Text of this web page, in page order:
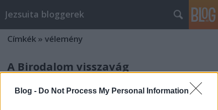
Blog - Do Not Process My Personal Information
Jezsuita bloggerek
Címkék » vélemény
A Birodalom visszavág